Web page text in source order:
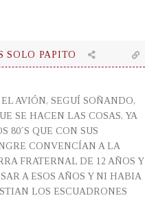
SOLO PAPITO
AVIÓN, SEGUÍ SOÑANDO,
SE HACEN LAS COSAS, YA
80´S QUE CON SUS
CONVENCÍAN A LA
FRATERNAL DE 12 AÑOS Y
A ESOS AÑOS Y NI HABIA
LOS ESCUADRONES